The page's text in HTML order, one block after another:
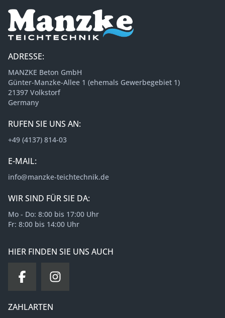
ADRESSE:
MANZKE Beton GmbH
Günter-Manzke-Allee 1 (ehemals Gewerbegebiet 1)
21397 Volkstorf
Germany
RUFEN SIE UNS AN:
+49 (4137) 814-03
E-MAIL:
info@manzke-teichtechnik.de
WIR SIND FÜR SIE DA:
Mo - Do: 8:00 bis 17:00 Uhr
Fr: 8:00 bis 14:00 Uhr
HIER FINDEN SIE UNS AUCH
ZAHLARTEN